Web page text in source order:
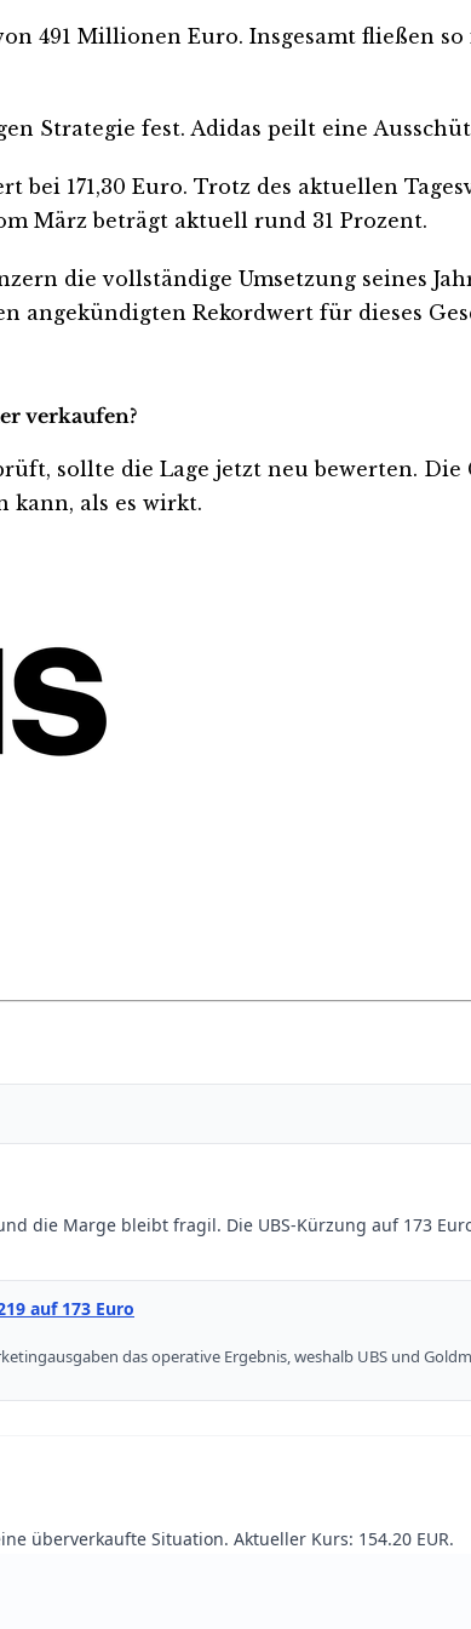
491 Millionen Euro. Insgesamt fließen
Strategie fest. Adidas peilt eine
171,30 Euro. Trotz des aktuellen
März beträgt aktuell rund 31 Prozent.
die vollständige Umsetzung seines
angekündigten Rekordwert für dieses
verkaufen?
sollte die Lage jetzt neu bewerten.
kann, als es wirkt.